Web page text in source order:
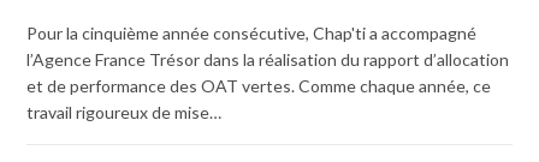
Pour la cinquième année consécutive, Chap'ti a accompagné
l’Agence France Trésor dans la réalisation du rapport d’allocation
et de performance des OAT vertes. Comme chaque année, ce
travail rigoureux de mise…